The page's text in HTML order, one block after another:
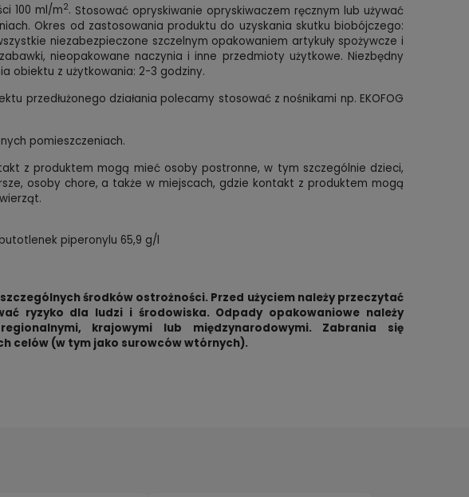
osy i szerszenie. Aerozol
gniazd os i szerszeni
STRONG 750 ml
AFANISEP 25 WP środek w proszku
do oprysku na mrówki i karaczany 1
kg
439,00 zł
100 ml/m2. Stosować opryskiwanie opryskiwaczem ręcznym lub używać
Okres od zastosowania produktu do uzyskania skutku biobójczego:
niezabezpieczone szczelnym opakowaniem artykuły spożywcze i
nieopakowane naczynia i inne przedmioty użytkowe. Niezbędny
obiektu z użytkowania: 2-3 godziny.
przedłużonego działania polecamy stosować z nośnikami np. EKOFOG
pomieszczeniach.
z produktem mogą mieć osoby postronne, w tym szczególnie dzieci,
osoby chore, a także w miejscach, gdzie kontakt z produktem mogą
piperonylu 65,9 g/l
środków ostrożności. Przed użyciem należy przeczytać
ryzyko dla ludzi i środowiska. Odpady opakowaniowe należy
krajowymi lub międzynarodowymi. Zabrania się
celów (w tym jako surowców wtórnych).